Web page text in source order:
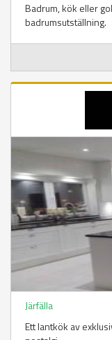
Badrum, kök eller
badrumsutställning.
Järfälla
Ett lantkök av